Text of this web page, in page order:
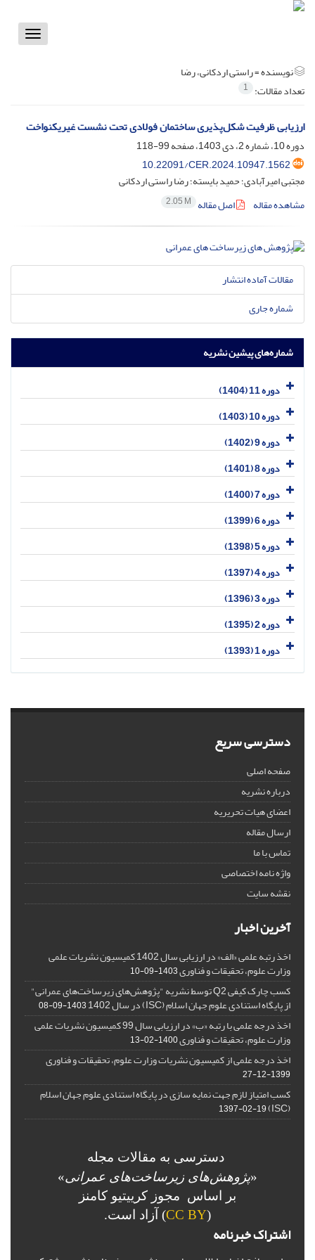
Toggle
نویسنده =راستی اردکانی، رضا
تعداد مقالات: 1
ارزیابی ظرفیت شکل‌پذیری ساختمان فولادی تحت نشست غیریکنواخت
دوره 10، شماره 2، دی 1403، صفحه
99-118
10.22091/CER.2024.10947.1562
مجتبی امیرآبادی؛ حمید بایسته؛ رضا راستی اردکانی
مشاهده مقاله
اصل مقاله 2.05 M
مقالات آماده انتشار
شماره جاری
شماره‌های پیشین نشریه
دوره 11 (1404)
دوره 10 (1403)
دوره 9 (1402)
دوره 8 (1401)
دوره 7 (1400)
دوره 6 (1399)
دوره 5 (1398)
دوره 4 (1397)
دوره 3 (1396)
دوره 2 (1395)
دوره 1 (1393)
دسترسی سریع
صفحه اصلی
درباره نشریه
اعضای هیات تحریریه
ارسال مقاله
تماس با ما
واژه نامه اختصاصی
نقشه سایت
آخرین اخبار
اخذ رتبه علمی «الف» در ارزیابی سال 1402 کمیسیون نشریات علمی
وزارت علوم، تحقیقات و فناوری1403-09-10
کسب چارک کیفی Q2 توسط نشریه "پژوهش‌های زیرساخت‌های عمرانی"
از پایگاه استنادی علوم جهان اسلام (ISC) در سال 1402 1403-09-08
اخذ درجه علمی با رتبه «ب» در ارزیابی سال 99 کمیسیون نشریات علمی
وزارت علوم، تحقیقات و فناوری1400-02-13
اخذ درجه علمی از کمیسیون نشریات وزارت علوم، تحقیقات و فناوری
1399-12-27
کسب امتیاز لازم جهت نمایه سازی در پایگاه استنادی علوم جهان اسلام
(ISC)
1397-02-19
دسترسی به مقالات مجله
«پژوهش‌های زیرساخت‌های عمرانی»
بر اساس مجوز کرییتیو کامنز
(
CC BY) آزاد است.
اشتراک خبرنامه